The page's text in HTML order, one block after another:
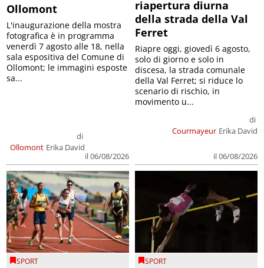
Ollomont
Ollomont
di
Erika David
il 06/08/2026
L'inaugurazione della mostra
fotografica è in programma
venerdì 7 agosto alle 18, nella
sala espositiva del Comune di
Ollomont; le immagini esposte
sa...
riapertura diurna
della strada della Val
Ferret
Courmayeur
di
Erika David
il 06/08/2026
Riapre oggi, giovedì 6 agosto,
solo di giorno e solo in
discesa, la strada comunale
della Val Ferret; si riduce lo
scenario di rischio, in
movimento u...
SPORT SPORT